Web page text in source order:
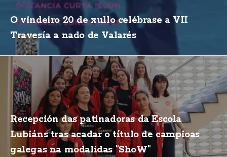
O vindeiro 20 de xullo celébrase a VII
Travesía a nado de Valarés
Recepción das patinadoras da Escola
Lubiáns tras acadar o título de campioas
galegas na modalidas "ShoW"